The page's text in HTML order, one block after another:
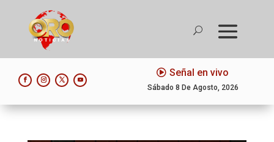
Señal en vivo
Sábado 8 De Agosto, 2026